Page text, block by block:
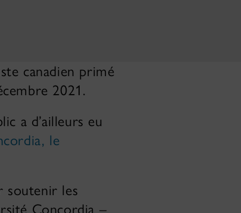
canadien primé
2021.
a d’ailleurs eu
le
soutenir les
Concordia –